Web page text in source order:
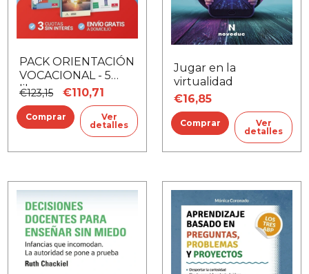
PACK ORIENTACIÓN
VOCACIONAL - 5
libros
€123,15 €110,71
Ver
detalles
Jugar en la
virtualidad
€16,85
Ver
detalles